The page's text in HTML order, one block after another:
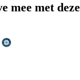
mee met deze